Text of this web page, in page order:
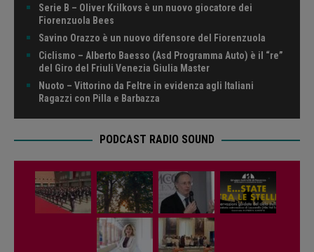
Serie B – Oliver Krilkovs è un nuovo giocatore dei
Fiorenzuola Bees
Savino Orazzo è un nuovo difensore del Fiorenzuola
Ciclismo – Alberto Baesso (Asd Programma Auto) è il “re”
del Giro del Friuli Venezia Giulia Master
Nuoto – Vittorino da Feltre in evidenza agli Italiani
Ragazzi con Pilla e Barbazza
PODCAST RADIO SOUND